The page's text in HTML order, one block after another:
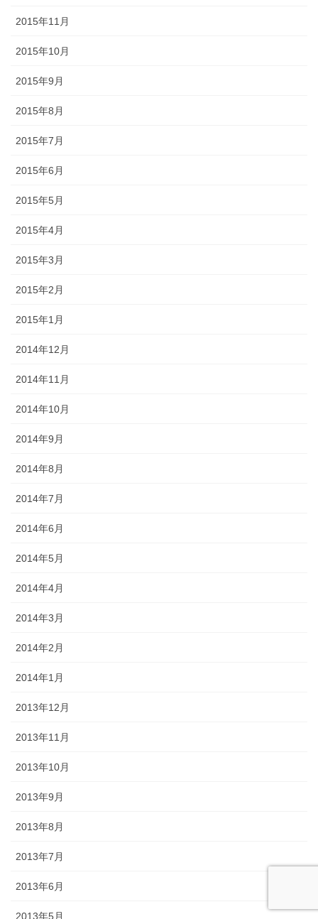
2015年11月
2015年10月
2015年9月
2015年8月
2015年7月
2015年6月
2015年5月
2015年4月
2015年3月
2015年2月
2015年1月
2014年12月
2014年11月
2014年10月
2014年9月
2014年8月
2014年7月
2014年6月
2014年5月
2014年4月
2014年3月
2014年2月
2014年1月
2013年12月
2013年11月
2013年10月
2013年9月
2013年8月
2013年7月
2013年6月
2013年5月